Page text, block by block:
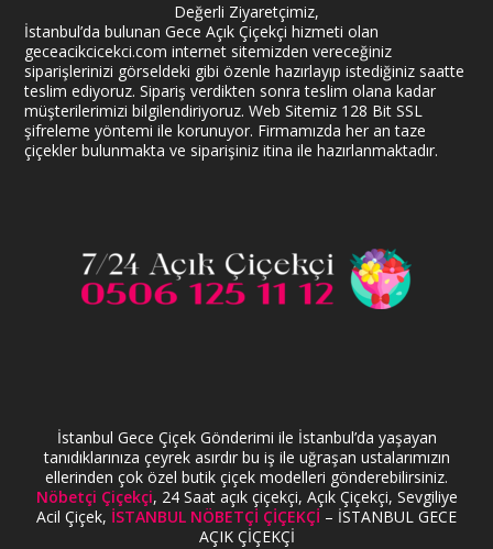
Değerli Ziyaretçimiz,
İstanbul’da bulunan Gece Açık Çiçekçi hizmeti olan
geceacikcicekci.com internet sitemizden vereceğiniz
siparişlerinizi görseldeki gibi özenle hazırlayıp istediğiniz saatte
teslim ediyoruz. Sipariş verdikten sonra teslim olana kadar
müşterilerimizi bilgilendiriyoruz. Web Sitemiz 128 Bit SSL
şifreleme yöntemi ile korunuyor. Firmamızda her an taze
çiçekler bulunmakta ve siparişiniz itina ile hazırlanmaktadır.
İstanbul Gece Çiçek Gönderimi ile İstanbul’da yaşayan
tanıdıklarınıza çeyrek asırdır bu iş ile uğraşan ustalarımızın
ellerinden çok özel butik çiçek modelleri gönderebilirsiniz.
Nöbetçi Çiçekçi, 24 Saat açık çiçekçi, Açık Çiçekçi, Sevgiliye
Acil Çiçek, İSTANBUL NÖBETÇİ ÇİÇEKÇİ – İSTANBUL GECE
AÇIK ÇİÇEKÇİ